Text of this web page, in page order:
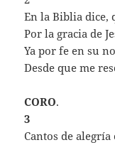
En la Biblia dice,
Por la gracia de
Ya por fe en su
Desde que me
CORO.
3
Cantos de